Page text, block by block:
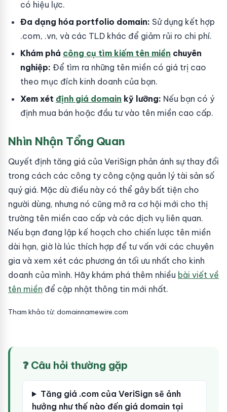
có hiệu lực.
Đa dạng hóa portfolio domain: Sử dụng kết hợp
.com, .vn, và các TLD khác để giảm rủi ro chi phí.
Khám phá công cụ tìm kiếm tên miền chuyên
nghiệp: Để tìm ra những tên miền có giá trị cao
theo mục đích kinh doanh của bạn.
Xem xét định giá domain kỹ lưỡng: Nếu bạn có ý
định mua bán hoặc đầu tư vào tên miền cao cấp.
Nhìn Nhận Tổng Quan
Quyết định tăng giá của VeriSign phản ánh sự thay đổi
trong cách các công ty công cộng quản lý tài sản số
quý giá. Mặc dù điều này có thể gây bất tiện cho
người dùng, nhưng nó cũng mở ra cơ hội mới cho thị
trường tên miền cao cấp và các dịch vụ liên quan.
Nếu bạn đang lập kế hoạch cho chiến lược tên miền
dài hạn, giờ là lúc thích hợp để tư vấn với các chuyên
gia và xem xét các phương án tối ưu nhất cho kinh
doanh của mình. Hãy khám phá thêm nhiều bài viết về
tên miền để cập nhật thông tin mới nhất.
Tham khảo từ: domainnamewire.com
❓ Câu hỏi thường gặp
Tăng giá .com của VeriSign sẽ ảnh
hưởng như thế nào đến giá domain tại